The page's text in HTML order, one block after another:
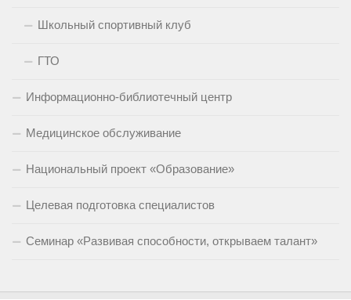
Школьный спортивный клуб
ГТО
Информационно-библиотечный центр
Медицинское обслуживание
Национальный проект «Образование»
Целевая подготовка специалистов
Семинар «Развивая способности, открываем талант»